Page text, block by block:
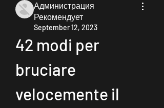
Администрация
Рекомендует
September 12, 2023
42 modi per
bruciare
velocemente il